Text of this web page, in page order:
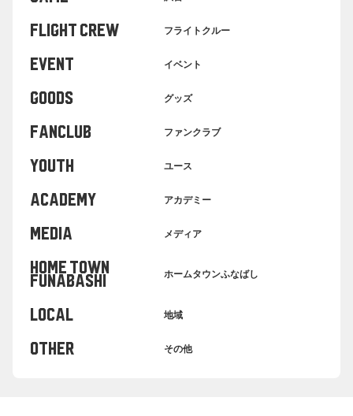
FLIGHT CREW フライトクルー
EVENT イベント
GOODS グッズ
FANCLUB ファンクラブ
YOUTH ユース
ACADEMY アカデミー
MEDIA メディア
HOME TOWN
FUNABASHI ホームタウンふなばし
LOCAL 地域
OTHER その他